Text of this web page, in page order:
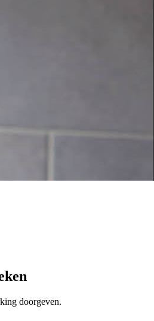
doorgeven.